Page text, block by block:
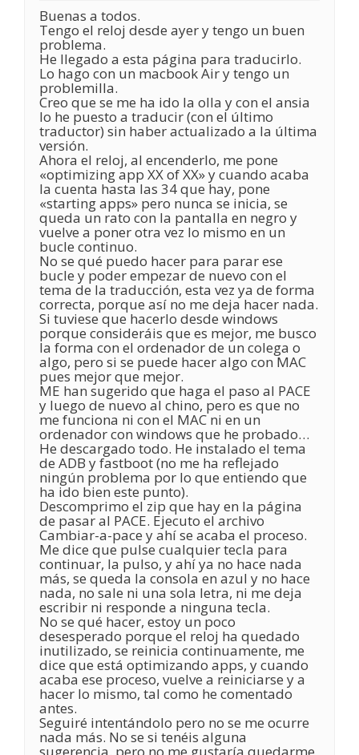
Buenas a todos.
Tengo el reloj desde ayer y tengo un buen
problema.
He llegado a esta página para traducirlo.
Lo hago con un macbook Air y tengo un
problemilla.
Creo que se me ha ido la olla y con el ansia
lo he puesto a traducir (con el último
traductor) sin haber actualizado a la última
versión.
Ahora el reloj, al encenderlo, me pone
«optimizing app XX of XX» y cuando acaba
la cuenta hasta las 34 que hay, pone
«starting apps» pero nunca se inicia, se
queda un rato con la pantalla en negro y
vuelve a poner otra vez lo mismo en un
bucle continuo.
No se qué puedo hacer para parar ese
bucle y poder empezar de nuevo con el
tema de la traducción, esta vez ya de forma
correcta, porque así no me deja hacer nada.
Si tuviese que hacerlo desde windows
porque consideráis que es mejor, me busco
la forma con el ordenador de un colega o
algo, pero si se puede hacer algo con MAC
pues mejor que mejor.
ME han sugerido que haga el paso al PACE
y luego de nuevo al chino, pero es que no
me funciona ni con el MAC ni en un
ordenador con windows que he probado…
He descargado todo. He instalado el tema
de ADB y fastboot (no me ha reflejado
ningún problema por lo que entiendo que
ha ido bien este punto).
Descomprimo el zip que hay en la página
de pasar al PACE. Ejecuto el archivo
Cambiar-a-pace y ahí se acaba el proceso.
Me dice que pulse cualquier tecla para
continuar, la pulso, y ahí ya no hace nada
más, se queda la consola en azul y no hace
nada, no sale ni una sola letra, ni me deja
escribir ni responde a ninguna tecla.
No se qué hacer, estoy un poco
desesperado porque el reloj ha quedado
inutilizado, se reinicia continuamente, me
dice que está optimizando apps, y cuando
acaba ese proceso, vuelve a reiniciarse y a
hacer lo mismo, tal como he comentado
antes.
Seguiré intentándolo pero no se me ocurre
nada más. No se si tenéis alguna